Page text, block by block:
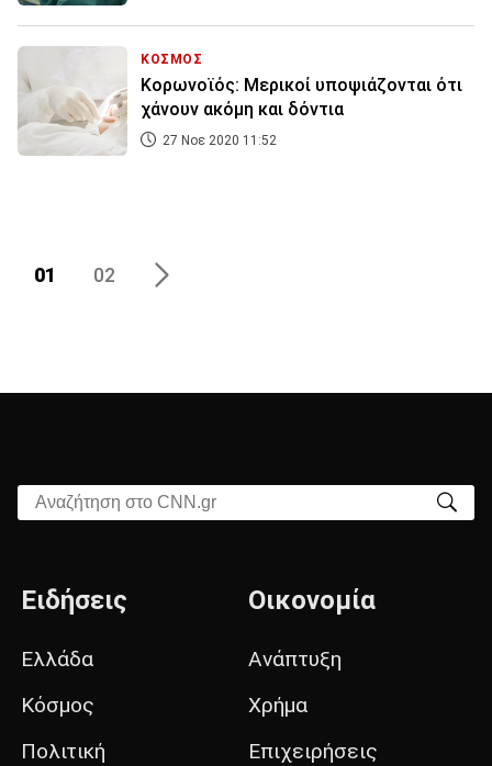
ΚΟΣΜΟΣ
Κορωνοϊός: Μερικοί υποψιάζονται ότι
χάνουν ακόμη και δόντια
27 Νοε 2020 11:52
01 02
Αναζήτηση στο CNN.gr
Ειδήσεις
Ελλάδα
Κόσμος
Πολιτική
Οικονομία
Ανάπτυξη
Χρήμα
Επιχειρήσεις